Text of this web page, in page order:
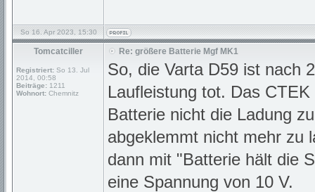
So 16. Apr 2023, 15:30
Tomcatciller
Registriert: So 13. Jul
2014, 00:58
Beiträge: 1211
Wohnort: Chemnitz
Re: größere Batterie Mgf MK1
So, die Varta D59 ist nach
Laufleistung tot. Das
Batterie nicht die Ladung
abgeklemmt nicht mehr zu
dann mit "Batterie hält die
eine Spannung von 10 V.